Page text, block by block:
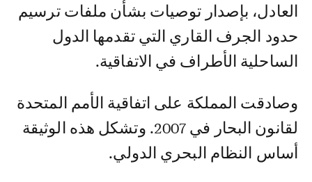
العادل، بإصدار توصيات بشأن ملفات ترسيم
حدود الجرف القاري التي تقدمها الدول
الساحلية الأطراف في الاتفاقية.
وصادقت المملكة على اتفاقية الأمم المتحدة
لقانون البحار في 2007. وتشكل هذه الوثيقة
أساس النظام البحري الدولي.